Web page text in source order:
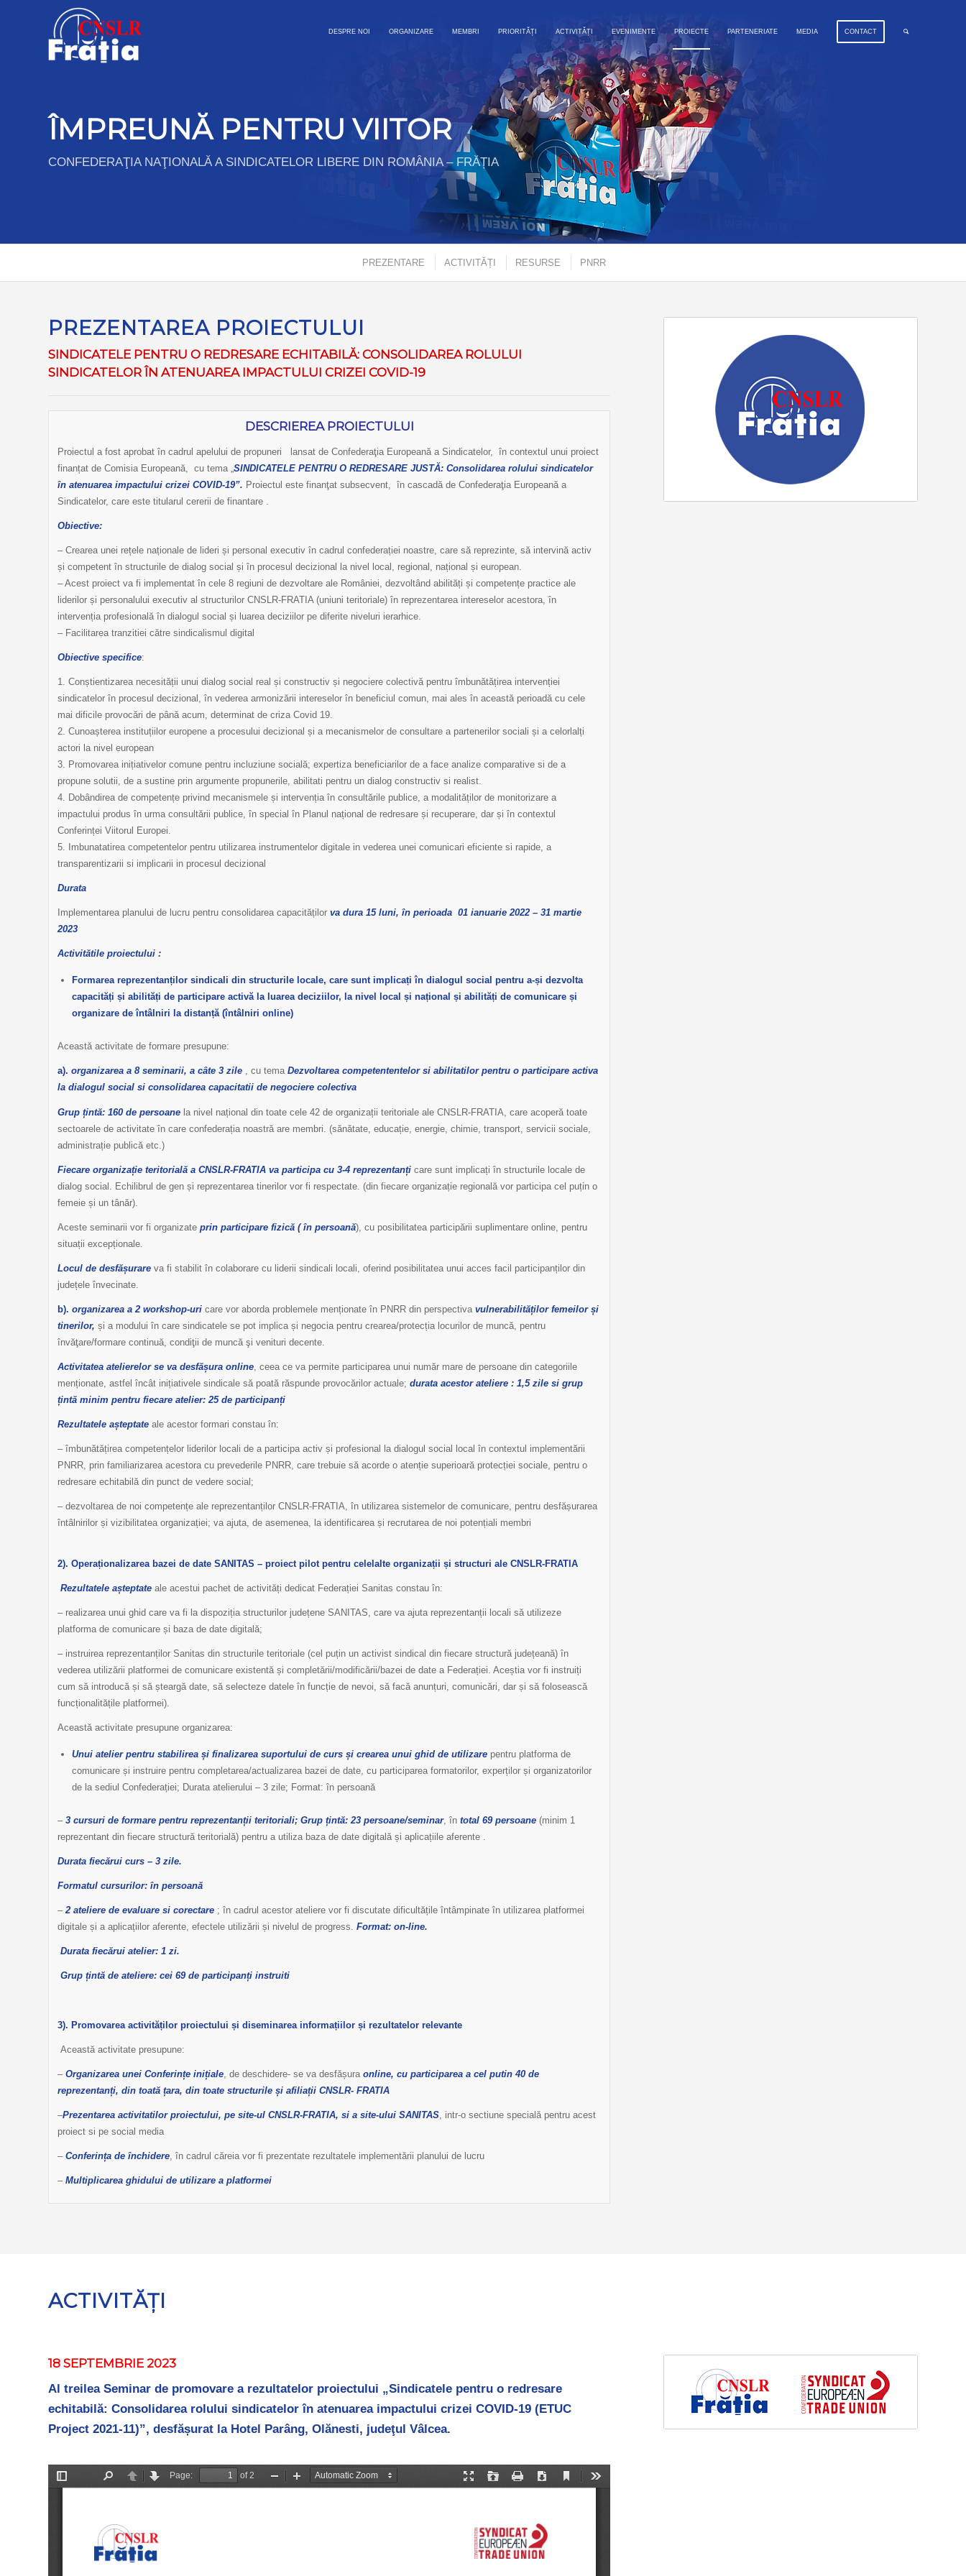
DESPRE NOI ORGANIZARE MEMBRI PRIORITĂȚI ACTIVITĂȚI EVENIMENTE PROIECTE PARTENERIATE MEDIA CONTACT
ÎMPREUNĂ PENTRU VIITOR
CONFEDERAŢIA NAŢIONALĂ A SINDICATELOR LIBERE DIN ROMÂNIA – FRĂȚIA
PREZENTARE ACTIVITĂȚI RESURSE PNRR
PREZENTAREA PROIECTULUI
SINDICATELE PENTRU O REDRESARE ECHITABILĂ: CONSOLIDAREA ROLULUI
SINDICATELOR ÎN ATENUAREA IMPACTULUI CRIZEI COVID-19
DESCRIEREA PROIECTULUI
Proiectul a fost aprobat în cadrul apelului de propuneri lansat de Confederaţia Europeană a Sindicatelor, în contextul unui proiect
finanțat de Comisia Europeană, cu tema „SINDICATELE PENTRU O REDRESARE JUSTĂ: Consolidarea rolului sindicatelor
în atenuarea impactului crizei COVID-19”. Proiectul este finanţat subsecvent, în cascadă de Confederaţia Europeană a
Sindicatelor, care este titularul cererii de finantare .
Obiective:
– Crearea unei rețele naționale de lideri și personal executiv în cadrul confederației noastre, care să reprezinte, să intervină activ
și competent în structurile de dialog social și în procesul decizional la nivel local, regional, național și european.
– Acest proiect va fi implementat în cele 8 regiuni de dezvoltare ale României, dezvoltând abilități și competențe practice ale
liderilor și personalului executiv al structurilor CNSLR-FRATIA (uniuni teritoriale) în reprezentarea intereselor acestora, în
intervenția profesională în dialogul social și luarea deciziilor pe diferite niveluri ierarhice.
– Facilitarea tranzitiei către sindicalismul digital
Obiective specifice:
1. Conștientizarea necesității unui dialog social real și constructiv și negociere colectivă pentru îmbunătățirea intervenției
sindicatelor în procesul decizional, în vederea armonizării intereselor în beneficiul comun, mai ales în această perioadă cu cele
mai dificile provocări de până acum, determinat de criza Covid 19.
2. Cunoașterea instituțiilor europene a procesului decizional și a mecanismelor de consultare a partenerilor sociali și a celorlalți
actori la nivel european
3. Promovarea inițiativelor comune pentru incluziune socială; expertiza beneficiarilor de a face analize comparative si de a
propune solutii, de a sustine prin argumente propunerile, abilitati pentru un dialog constructiv si realist.
4. Dobândirea de competențe privind mecanismele și intervenția în consultările publice, a modalităților de monitorizare a
impactului produs în urma consultării publice, în special în Planul național de redresare și recuperare, dar și în contextul
Conferinței Viitorul Europei.
5. Imbunatatirea competentelor pentru utilizarea instrumentelor digitale in vederea unei comunicari eficiente si rapide, a
transparentizarii si implicarii in procesul decizional
Durata
Implementarea planului de lucru pentru consolidarea capacităților va dura 15 luni, în perioada 01 ianuarie 2022 – 31 martie
2023
Activitătile proiectului :
Formarea reprezentanților sindicali din structurile locale, care sunt implicați în dialogul social pentru a-și dezvolta
capacități și abilități de participare activă la luarea deciziilor, la nivel local și național și abilități de comunicare și
organizare de întâlniri la distanță (întâlniri online)
Această activitate de formare presupune:
a). organizarea a 8 seminarii, a câte 3 zile , cu tema Dezvoltarea competententelor si abilitatilor pentru o participare activa
la dialogul social si consolidarea capacitatii de negociere colectiva
Grup țintă: 160 de persoane la nivel național din toate cele 42 de organizații teritoriale ale CNSLR-FRATIA, care acoperă toate
sectoarele de activitate în care confederația noastră are membri. (sănătate, educație, energie, chimie, transport, servicii sociale,
administrație publică etc.)
Fiecare organizație teritorială a CNSLR-FRATIA va participa cu 3-4 reprezentanți care sunt implicați în structurile locale de
dialog social. Echilibrul de gen și reprezentarea tinerilor vor fi respectate. (din fiecare organizație regională vor participa cel puțin o
femeie și un tânăr).
Aceste seminarii vor fi organizate prin participare fizică (în persoană), cu posibilitatea participării suplimentare online, pentru
situații excepționale.
Locul de desfășurare va fi stabilit în colaborare cu liderii sindicali locali, oferind posibilitatea unui acces facil participanților din
județele învecinate.
b). organizarea a 2 workshop-uri care vor aborda problemele menționate în PNRR din perspectiva vulnerabilităților femeilor și
tinerilor, și a modului în care sindicatele se pot implica și negocia pentru crearea/protecția locurilor de muncă, pentru
învăţare/formare continuă, condiţii de muncă şi venituri decente.
Activitatea atelierelor se va desfășura online , ceea ce va permite participarea unui număr mare de persoane din categoriile
menționate, astfel încât inițiativele sindicale să poată răspunde provocărilor actuale; durata acestor ateliere : 1,5 zile si grup
țintă minim pentru fiecare atelier: 25 de participanți
Rezultatele așteptate ale acestor formari constau în:
– îmbunătățirea competențelor liderilor locali de a participa activ și profesional la dialogul social local în contextul implementării
PNRR, prin familiarizarea acestora cu prevederile PNRR, care trebuie să acorde o atenție superioară protecției sociale, pentru o
redresare echitabilă din punct de vedere social;
– dezvoltarea de noi competențe ale reprezentanților CNSLR-FRATIA, în utilizarea sistemelor de comunicare, pentru desfășurarea
întâlnirilor și vizibilitatea organizației; va ajuta, de asemenea, la identificarea și recrutarea de noi potențiali membri
2). Operaționalizarea bazei de date SANITAS – proiect pilot pentru celelalte organizații și structuri ale CNSLR-FRATIA
Rezultatele așteptate ale acestui pachet de activități dedicat Federației Sanitas constau în:
– realizarea unui ghid care va fi la dispoziția structurilor județene SANITAS, care va ajuta reprezentanții locali să utilizeze
platforma de comunicare și baza de date digitală;
– instruirea reprezentanților Sanitas din structurile teritoriale (cel puțin un activist sindical din fiecare structură județeană) în
vederea utilizării platformei de comunicare existentă și completării/modificării/bazei de date a Federației. Aceștia vor fi instruiți
cum să introducă și să șteargă date, să selecteze datele în funcție de nevoi, să facă anunțuri, comunicări, dar și să folosească
funcționalitățile platformei).
Această activitate presupune organizarea:
Unui atelier pentru stabilirea și finalizarea suportului de curs și crearea unui ghid de utilizare pentru platforma de
comunicare și instruire pentru completarea/actualizarea bazei de date, cu participarea formatorilor, experților și organizatorilor
de la sediul Confederației; Durata atelierului – 3 zile; Format: în persoană
– 3 cursuri de formare pentru reprezentanții teritoriali; Grup țintă: 23 persoane/seminar, în total 69 persoane (minim 1
reprezentant din fiecare structură teritorială) pentru a utiliza baza de date digitală și aplicațiile aferente .
Durata fiecărui curs – 3 zile.
Formatul cursurilor: în persoană
–2 ateliere de evaluare si corectare ; în cadrul acestor ateliere vor fi discutate dificultățile întâmpinate în utilizarea platformei
digitale și a aplicațiilor aferente, efectele utilizării și nivelul de progress. Format: on-line.
Durata fiecărui atelier: 1 zi.
Grup țintă de ateliere: cei 69 de participanți instruiti
3). Promovarea activităților proiectului și diseminarea informațiilor și rezultatelor relevante
Această activitate presupune:
– Organizarea unei Conferințe inițiale , de deschidere- se va desfășura online, cu participarea a cel putin 40 de
reprezentanți, din toată țara, din toate structurile și afiliații CNSLR- FRATIA
–Prezentarea activitatilor proiectului, pe site-ul CNSLR-FRATIA, si a site-ului SANITAS , intr-o sectiune specială pentru acest
proiect si pe social media
– Conferința de închidere , în cadrul căreia vor fi prezentate rezultatele implementării planului de lucru
– Multiplicarea ghidului de utilizare a platformei
ACTIVITĂȚI
18 SEPTEMBRIE 2023
Al treilea Seminar de promovare a rezultatelor proiectului „Sindicatele pentru o redresare
echitabilă: Consolidarea rolului sindicatelor în atenuarea impactului crizei COVID-19 (ETUC
Project 2021-11)”, desfășurat la Hotel Parâng, Olănesti, judeţul Vâlcea.